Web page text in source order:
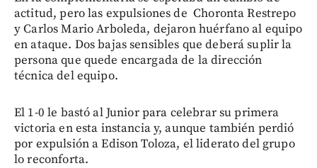
actitud, pero las expulsiones de Choronta Restrepo
y Carlos Mario Arboleda, dejaron huérfano al equipo
en ataque. Dos bajas sensibles que deberá suplir la
persona que quede encargada de la dirección
técnica del equipo.
El 1-0 le bastó al Junior para celebrar su primera
victoria en esta instancia y, aunque también perdió
por expulsión a Edison Toloza, el liderato del grupo
lo reconforta.